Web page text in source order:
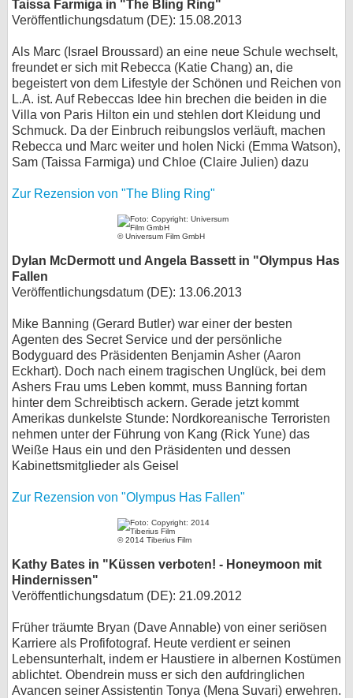
Taissa Farmiga in "The Bling Ring"
Veröffentlichungsdatum (DE): 15.08.2013
Als Marc (Israel Broussard) an eine neue Schule wechselt,
freundet er sich mit Rebecca (Katie Chang) an, die
begeistert von dem Lifestyle der Schönen und Reichen von
L.A. ist. Auf Rebeccas Idee hin brechen die beiden in die
Villa von Paris Hilton ein und stehlen dort Kleidung und
Schmuck. Da der Einbruch reibungslos verläuft, machen
Rebecca und Marc weiter und holen Nicki (Emma Watson),
Sam (Taissa Farmiga) und Chloe (Claire Julien) dazu
Zur Rezension von "The Bling Ring"
© Universum Film GmbH
Dylan McDermott und Angela Bassett in "Olympus Has
Fallen
Veröffentlichungsdatum (DE): 13.06.2013
Mike Banning (Gerard Butler) war einer der besten
Agenten des Secret Service und der persönliche
Bodyguard des Präsidenten Benjamin Asher (Aaron
Eckhart). Doch nach einem tragischen Unglück, bei dem
Ashers Frau ums Leben kommt, muss Banning fortan
hinter dem Schreibtisch ackern. Gerade jetzt kommt
Amerikas dunkelste Stunde: Nordkoreanische Terroristen
nehmen unter der Führung von Kang (Rick Yune) das
Weiße Haus ein und den Präsidenten und dessen
Kabinettsmitglieder als Geisel
Zur Rezension von "Olympus Has Fallen"
© 2014 Tiberius Film
Kathy Bates in "Küssen verboten! - Honeymoon mit
Hindernissen"
Veröffentlichungsdatum (DE): 21.09.2012
Früher träumte Bryan (Dave Annable) von einer seriösen
Karriere als Profifotograf. Heute verdient er seinen
Lebensunterhalt, indem er Haustiere in albernen Kostümen
ablichtet. Obendrein muss er sich den aufdringlichen
Avancen seiner Assistentin Tonya (Mena Suvari) erwehren.